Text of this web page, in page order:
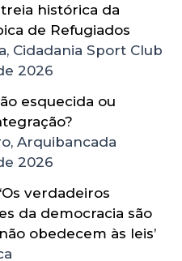
histórica da
de Refugiados
Cidadania Sport Club
2026
esquecida ou
Arquibancada
2026
verdadeiros
da democracia são
obedecem às leis’